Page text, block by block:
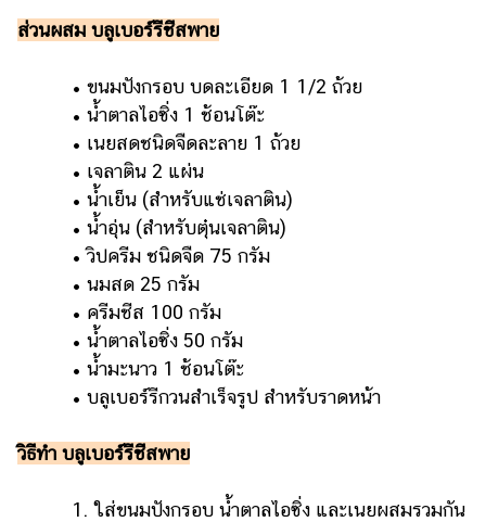
ส่วนผสม บลูเบอร์รีชีสพาย
• ขนมปังกรอบ บดละเอียด 1 1/2 ถ้วย
• น้ำตาลไอซิ่ง 1 ช้อนโต๊ะ
• เนยสดชนิดจืดละลาย 1 ถ้วย
• เจลาติน 2 แผ่น
• น้ำเย็น (สำหรับแช่เจลาติน)
• น้ำอุ่น (สำหรับตุ๋นเจลาติน)
• วิปครีม ชนิดจืด 75 กรัม
• นมสด 25 กรัม
• ครีมชีส 100 กรัม
• น้ำตาลไอซิ่ง 50 กรัม
• น้ำมะนาว 1 ช้อนโต๊ะ
• บลูเบอร์รีกวนสำเร็จรูป สำหรับราดหน้า
วิธีทำ บลูเบอร์รีชีสพาย
1. ใส่ขนมปังกรอบ น้ำตาลไอซิ่ง และเนยผสมรวมกัน